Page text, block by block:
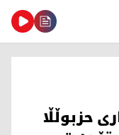
حزبوڵڵا